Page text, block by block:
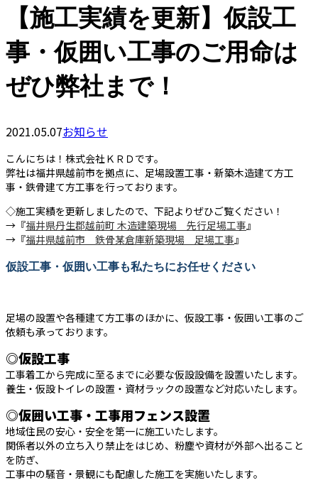
【施工実績を更新】仮設工
事・仮囲い工事のご用命は
ぜひ弊社まで！
2021.05.07お知らせ
こんにちは！株式会社ＫＲＤです。
弊社は福井県越前市を拠点に、足場設置工事・新築木造建て方工
事・鉄骨建て方工事を行っております。
◇施工実績を更新しましたので、下記よりぜひご覧ください！
→『福井県丹生郡越前町 木造建築現場 先行足場工事』
→『福井県越前市 鉄骨某倉庫新築現場 足場工事』
仮設工事・仮囲い工事も私たちにお任せください
足場の設置や各種建て方工事のほかに、仮設工事・仮囲い工事のご
依頼も承っております。
◎仮設工事
工事着工から完成に至るまでに必要な仮設設備を設置いたします。
養生・仮設トイレの設置・資材ラックの設置など対応いたします。
◎仮囲い工事・工事用フェンス設置
地域住民の安心・安全を第一に施工いたします。
関係者以外の立ち入り禁止をはじめ、粉塵や資材が外部へ出ること
を防ぎ、
工事中の騒音・景観にも配慮した施工を実施いたします。